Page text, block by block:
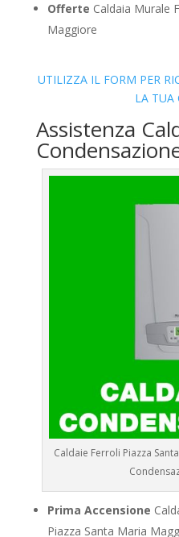
Offerte Caldaia Murale
Maggiore
UTILIZZA IL FORM PER
LA TUA
Assistenza
Caldaie Ferroli Piazza
Prima Accensione
Piazza Santa Maria